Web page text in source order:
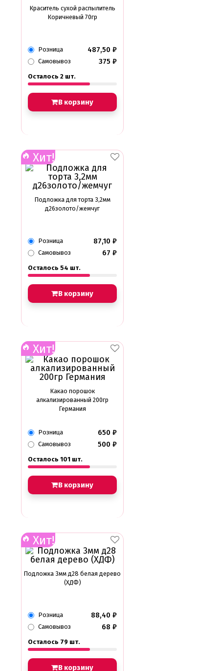
Краситель сухой распылитель
Коричневый 70гр
Розница 487,50 ₽
Самовывоз 375 ₽
Осталось 2 шт.
В корзину
Хит!
Подложка для торта 3,2мм
д26золото/жемчуг
Розница 87,10 ₽
Самовывоз 67 ₽
Осталось 54 шт.
В корзину
Хит!
Какао порошок
алкализированный 200гр
Германия
Розница 650 ₽
Самовывоз 500 ₽
Осталось 101 шт.
В корзину
Хит!
Подложка 3мм д28 белая дерево
(ХДФ)
Розница 88,40 ₽
Самовывоз 68 ₽
Осталось 79 шт.
В корзину